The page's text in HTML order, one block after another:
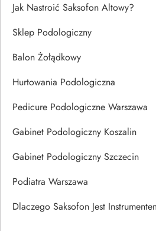
Jak Nastroić Saksofon Altowy?
Sklep Podologiczny
Balon Żołądkowy
Hurtowania Podologiczna
Pedicure Podologiczne Warszawa
Gabinet Podologiczny Koszalin
Gabinet Podologiczny Szczecin
Podiatra Warszawa
Dlaczego Saksofon Jest